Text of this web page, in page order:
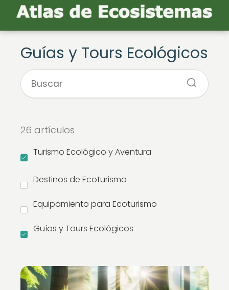
Guías y Tours Ecológicos
26 artículos
Turismo Ecológico y Aventura
Destinos de Ecoturismo
Equipamiento para Ecoturismo
Guías y Tours Ecológicos